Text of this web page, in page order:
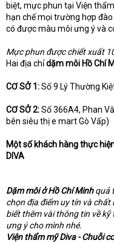
biệt, mực phun tại Viện
hạn chế mọi trường hợp
có được màu môi ưng ý và
Mực phun được chiết xuất
Hai địa chỉdặm môi Hồ Chí
CƠ SỞ 1:Số 9 Lý Thường
CƠ SỞ 2:Số 366A4, Phan
bên siêu thị e mart Gò Vấp)
Một số khách hàng thực
DIVA
Dặm môi ở Hồ Chí Minhquả
chọn địa điểm uy tín và
biết thêm vài thông tin về
ưng ý cho mình nhé.
Viện thẩm mỹ Diva - Chuỗi